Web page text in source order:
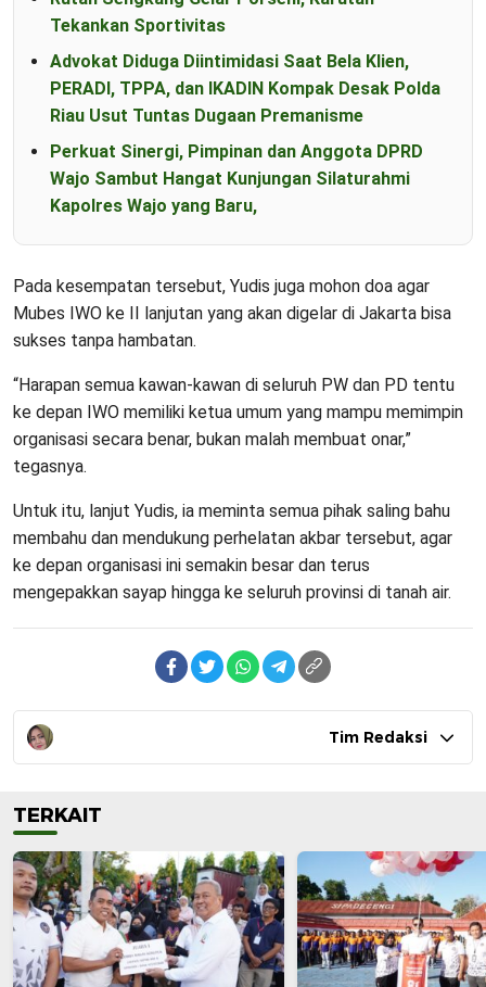
Tekankan Sportivitas
Advokat Diduga Diintimidasi Saat Bela Klien,
PERADI, TPPA, dan IKADIN Kompak Desak Polda
Riau Usut Tuntas Dugaan Premanisme
Perkuat Sinergi, Pimpinan dan Anggota DPRD
Wajo Sambut Hangat Kunjungan Silaturahmi
Kapolres Wajo yang Baru,
Pada kesempatan tersebut, Yudis juga mohon doa agar
Mubes IWO ke II lanjutan yang akan digelar di Jakarta bisa
sukses tanpa hambatan.
“Harapan semua kawan-kawan di seluruh PW dan PD tentu
ke depan IWO memiliki ketua umum yang mampu memimpin
organisasi secara benar, bukan malah membuat onar,”
tegasnya.
Untuk itu, lanjut Yudis, ia meminta semua pihak saling bahu
membahu dan mendukung perhelatan akbar tersebut, agar
ke depan organisasi ini semakin besar dan terus
mengepakkan sayap hingga ke seluruh provinsi di tanah air.
Tim Redaksi
TERKAIT